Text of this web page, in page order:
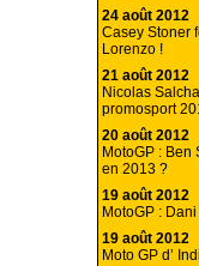
24 août 2012
Casey Stoner
Lorenzo !
21 août 2012
Nicolas
promosport
20 août 2012
MotoGP : Ben
en 2013 ?
19 août 2012
MotoGP :
19 août 2012
Moto GP d’